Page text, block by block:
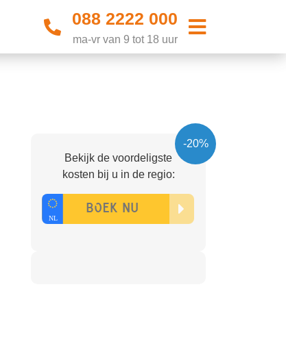
088 2222 000
ma-vr van 9 tot 18 uur
-20%
Bekijk de voordeligste
kosten bij u in de regio: